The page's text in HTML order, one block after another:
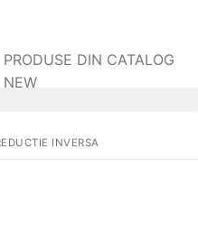
PRODUSE DIN CATALOG
NEW
INVERSA